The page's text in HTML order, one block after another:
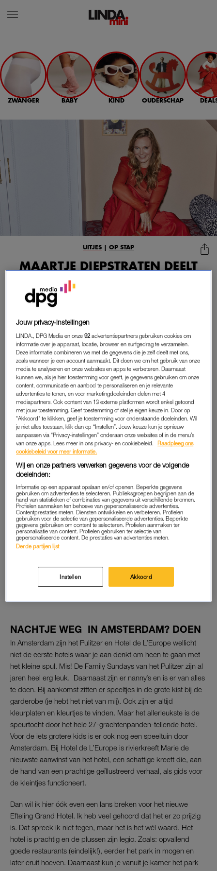
ZWANGER BABY KIND OUDERSCHAP
MAARTJE DIEPSTRATEN DEELT
GESCHIKT VOOR FAMILIES, IN
UITJES OP STAP
Een nachtje weg met kinderen is heerlijk, of je nu kiest
voor de natuur of een chic hotel in Amsterdam. Maartje
Diepstraten, oprichter van Barts Boekje en moeder van
Vito (8) en Elvis (4), deelt de bestefamily-friendly
hotelovernachting waar iedereen blij van wordt.
Samen met je kind een nachtje weg in een family hotel is
precies zo’n moment waar je later nog vaak aan terugdenkt. Ik
ben zelf zeker fan van even weggaan met kinderen — al kom
ik daar waarschijnlijk later op terug. Hieronder alvast een paar
fijne familyproof tips om mee te beginnen.
FAVORIETEN VOOR MET DE KIDS
• SS Rotterdam: slapen op een boot met een zwembad op
het dek
• Villa Augustus: kan ook nooit verkeerd gaan
• De Weverlodge in Otterlo: om een heerlijk kijkje te nemen in
het buitenleventje
• Landgoed het Roode Koper in Ermelo (met een
NACHTJE WEG IN AMSTERDAM? DOEN
In Amsterdam zijn het Pulitzer en Hotel de L’Europe wellicht
niet de eerste hotels waar je aan denkt om heen te gaan met
het kleine spul. Mis! De Family Sundays van het Pulitzer zijn al
jaren heel erg leuk. Daarnaast zijn er nanny’s en is er van alles
te doen. Bij aankomst zitten er speeltjes in de grote kist bij de
garderobe (je hebt het niet van mij). Ook zijn er altijd
kleurplaten en kleurtjes te vinden. Maar het allerleukste is de
speurtocht door het hele 27-grachtenpanden-tellende hotel.
Voor de iets grotere kids is er ook nog een speeltuin door
Amsterdam. Bij Hotel de L’Europe is rivierkreeft Marie de
nieuwste aanwinst van het hotel, een schattige kreeft die, aan
de hand van een prachtige geïllustreerd verhaal, als gids voor
de kleintjes functioneert.
Dan wil ik hier óók even een lans breken voor het nieuwe
Efteling Grand Hotel. Ik heb veel gehoord dat het er zo prijzig
is. Dat spreek ik niet tegen, maar het is het wél waard. Het
hotel is prachtig en de plussen zijn legio. Zoals: opvallend
goede restaurants (eindelijk!), eerder het park in mogen en
later eruit hoeven. Daarnaast kun je vanuit je kamer het park
Jouw privacy-instellingen
LINDA., DPG Media en onze92 advertentiepartners gebruiken cookies om
informatie over je apparaat, locatie, browser en surfgedrag te verzamelen.
Deze informatie combineren we met de gegevens die je zelf deelt met ons,
zoals wanneer je een account aanmaakt. Dit doen we om het gebruik van onze
media te analyseren en onze websites en apps te verbeteren. Daarnaast
kunnen we, als je hier toestemming voor geeft, je gegevens gebruiken om onze
content, communicatie en aanbod te personaliseren en je relevante
advertenties te tonen, en voor marketingdoeleinden delen met 4
mediapartners. Ook content van 13 externe platformen wordt enkel getoond
met jouw toestemming. Geef toestemming of stel je eigen keuze in. Door op
"Akkoord" te klikken, geef je toestemming voor onderstaande doeleinden. Wil
je niet alles toestaan, klik dan op “Instellen”. Jouw keuze kun je opnieuw
aanpassen via “Privacy-instellingen” onderaan onze websites of in de menu’s
van onze apps. Lees meer in ons privacy- en cookiebeleid.
Raadpleeg ons
cookiebeleid voor meer informatie.
Wij en onze partners verwerken gegevens voor de volgende
doeleinden:
Informatie op een apparaat opslaan en/of openen. Beperkte gegevens
gebruiken om advertenties te selecteren. Publieksgroepen begrijpen aan de
hand van statistieken of combinaties van gegevens uit verschillende bronnen.
Profielen aanmaken ten behoeve van gepersonaliseerde advertenties.
Contentprestaties meten. Diensten ontwikkelen en verbeteren. Profielen
gebruiken voor de selectie van gepersonaliseerde advertenties. Beperkte
gegevens gebruiken om content te selecteren. Profielen aanmaken ter
personalisatie van content. Profielen gebruiken ter selectie van
gepersonaliseerde content. De prestaties van advertenties meten.
Derde partijen lijst
Instellen Akkoord